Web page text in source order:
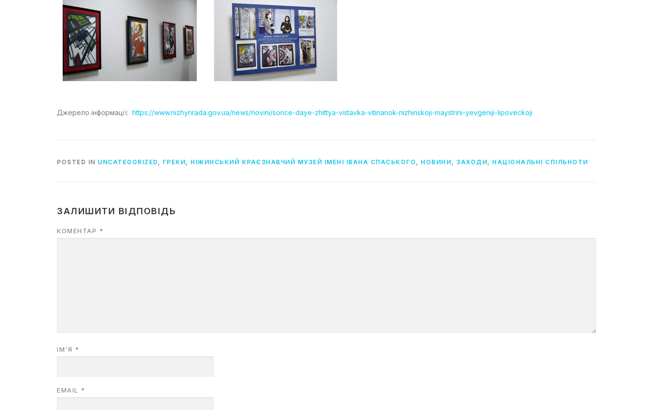
Джерело інформації: https://www.nizhynrada.gov.ua/news/novini/sonce-daye-zhittya-vistavka-vitinanok-nizhinskoji-maystrini-yevgeniji-lipoveckoji
POSTED IN UNCATEGORIZED , ГРЕКИ, НІЖИНСЬКИЙ КРАЄЗНАВЧИЙ МУЗЕЙ ІМЕНІ ІВАНА СПАСЬКОГО , НОВИНИ, ЗАХОДИ, НАЦІОНАЛЬНІ СПІЛЬНОТИ
ЗАЛИШИТИ ВІДПОВІДЬ
КОМЕНТАР *
ІМ'Я *
EMAIL *